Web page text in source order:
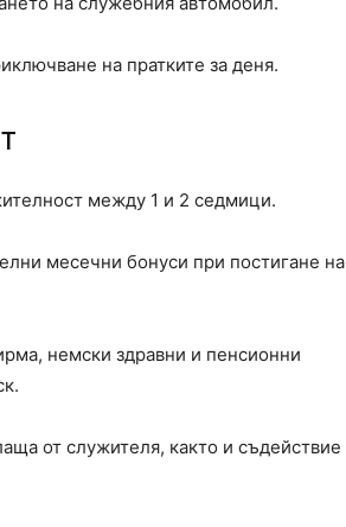
на пратките за деня.
между 1 и 2 седмици.
месечни бонуси при постигане на
немски здравни и пенсионни
от служителя, както и съдействие